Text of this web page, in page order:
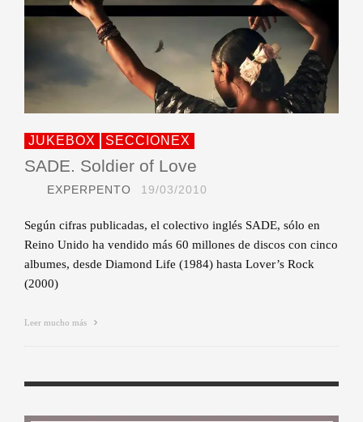
JUKEBOX SECCIONEX
SADE. Soldier of Love
EXPERPENTO 19/03/2010
Según cifras publicadas, el colectivo inglés SADE, sólo en
Reino Unido ha vendido más 60 millones de discos con cinco
albumes, desde Diamond Life (1984) hasta Lover’s Rock
(2000)
Leer mucho más